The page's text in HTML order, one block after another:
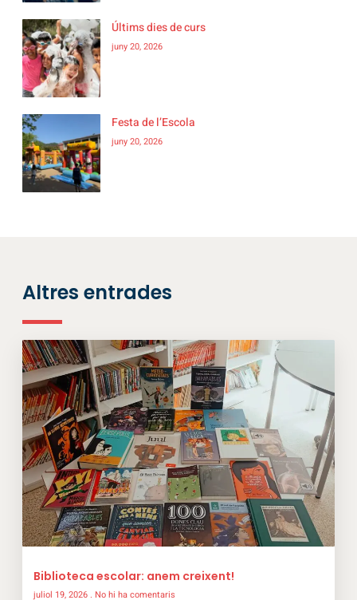
Últims dies de curs
juny 20, 2026
Festa de l’Escola
juny 20, 2026
Altres entrades
Biblioteca escolar: anem creixent!
juliol 19, 2026 No hi ha comentaris